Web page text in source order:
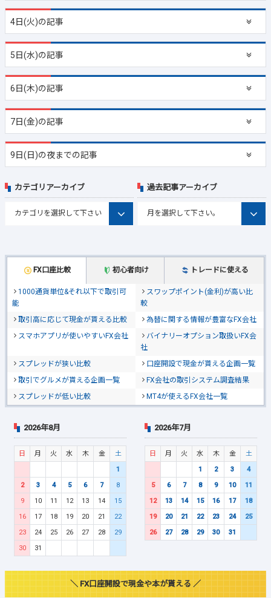
4日(火)の記事
5日(水)の記事
6日(木)の記事
7日(金)の記事
9日(日)の夜までの記事
FX口座比較 初心者向け トレードに使える
1000通貨単位&それ以下で取引可
能
スワップポイント(金利)が高い比
較
取引高に応じて現金が貰える比較
為替に関する情報が豊富なFX会社
スマホアプリが使いやすいFX会社
バイナリーオプション取扱いFX会
社
スプレッドが狭い比較
口座開設で現金が貰える企画一覧
取引でグルメが貰える企画一覧
FX会社の取引システム調査結果
スプレッドが低い比較
MT4が使えるFX会社一覧
カテゴリアーカイブ 過去記事アーカイブ
2026年8月
日 月 火 水 木 金
土
1
2
3 4 5 6 7
8
9
10 11 12 13 14
15
16
17 18 19 20 21
22
23
24 25 26 27 28
29
30
31
2026年7月
日 月 火 水 木 金
土
1
2 3
4
5
6 7 8 9 10
11
12
13 14 15 16 17
18
19
20 21 22 23 24
25
26
27 28 29 30 31
＼ FX口座開設で現金や本が貰える ／